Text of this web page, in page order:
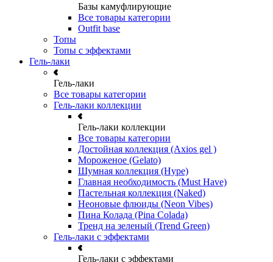
Базы камуфлирующие
Все товары категории
Outfit base
Топы
Топы с эффектами
Гель-лаки
Гель-лаки
Все товары категории
Гель-лаки коллекции
Гель-лаки коллекции
Все товары категории
Достойная коллекция (Axios gel )
Мороженое (Gelato)
Шумная коллекция (Hype)
Главная необходимость (Must Have)
Пастельная коллекция (Naked)
Неоновые флюиды (Neon Vibes)
Пина Колада (Pina Colada)
Тренд на зеленый (Trend Green)
Гель-лаки с эффектами
Гель-лаки с эффектами